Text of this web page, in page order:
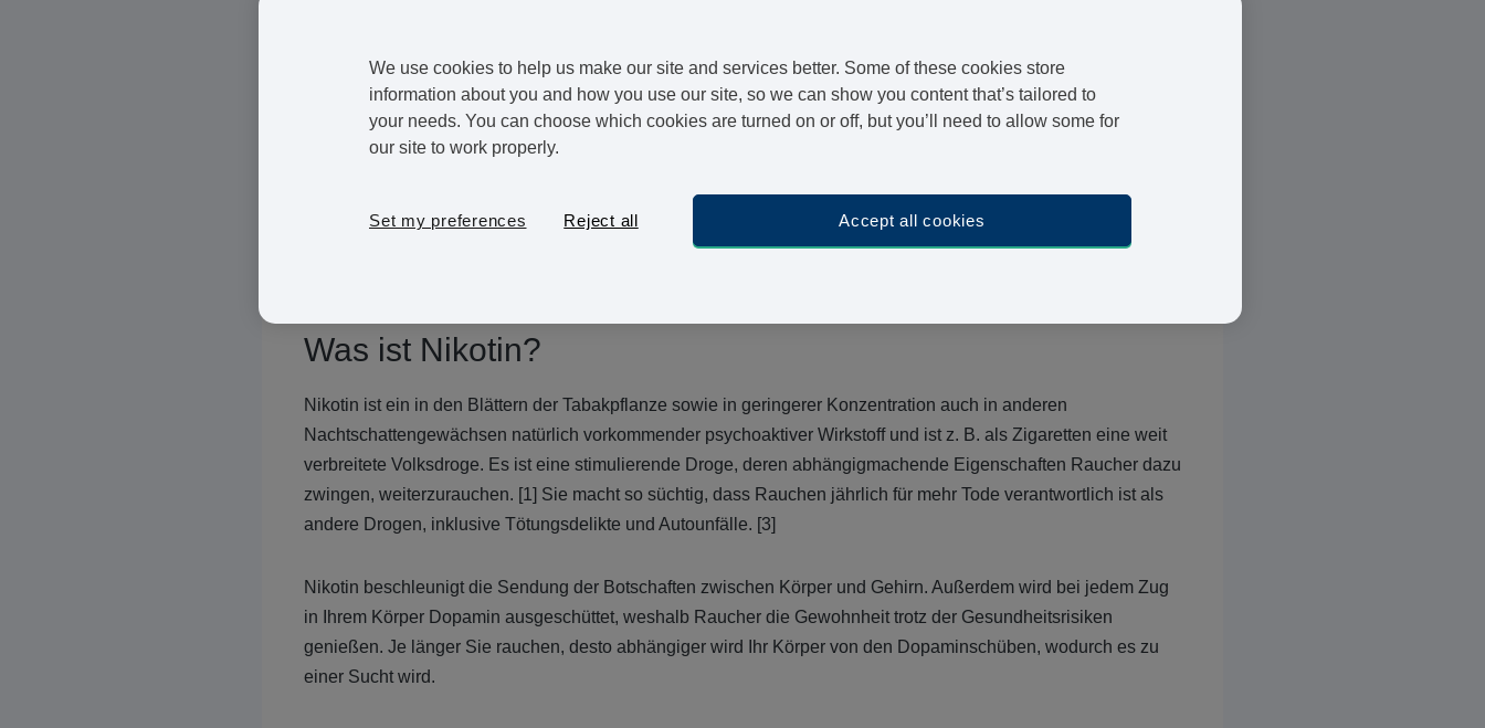
um den Übergang möglichst flüssig zu gestalten – besonders dann, wenn Sie ein starker Raucher oder
Langzeitraucher sind.
Sie bemerken. Da Nikotin so abhängig macht, braucht Ihr Körper eine Weile, bis er sich daran gewöhnt. Sie
werden wahrscheinlich das Verlangen verspüren zu rauchen, Stimmungsschwankungen haben und manche
Menschen bemerken, dass sie zunehmen. Bedenken Sie aber, dass das alles vorübergehend ist. Je länger Sie
Was ist Nikotin?
Nikotin ist ein in den Blättern der Tabakpflanze sowie in geringerer Konzentration auch in anderen
Nachtschattengewächsen natürlich vorkommender psychoaktiver Wirkstoff und ist z. B. als Zigaretten eine weit
verbreitete Volksdroge. Es ist eine stimulierende Droge, deren abhängigmachende Eigenschaften Raucher dazu
zwingen, weiterzurauchen. [1] Sie macht so süchtig, dass Rauchen jährlich für mehr Tode verantwortlich ist als
andere Drogen, inklusive Tötungsdelikte und Autounfälle. [3]
Nikotin beschleunigt die Sendung der Botschaften zwischen Körper und Gehirn. Außerdem wird bei jedem Zug
in Ihrem Körper Dopamin ausgeschüttet, weshalb Raucher die Gewohnheit trotz der Gesundheitsrisiken
genießen. Je länger Sie rauchen, desto abhängiger wird Ihr Körper von den Dopaminschüben, wodurch es zu
einer Sucht wird.
We use cookies to help us make our site and services better. Some of these cookies store
information about you and how you use our site, so we can show you content that’s tailored to
your needs. You can choose which cookies are turned on or off, but you’ll need to allow some for
our site to work properly.
Set my preferences Reject all Accept all cookies